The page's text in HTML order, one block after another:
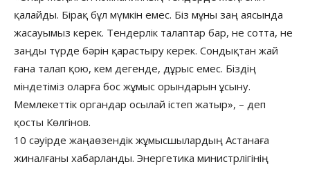
қалайды. Бірақ бұл мүмкін емес. Біз мұны заң аясында
жасауымыз керек. Тендерлік талаптар бар, не сотта, не
заңды түрде бәрін қарастыру керек. Сондықтан жай
ғана талап қою, кем дегенде, дұрыс емес. Біздің
міндетіміз оларға бос жұмыс орындарын ұсыну.
Мемлекеттік органдар осылай істеп жатыр», – деп
қосты Көлгінов.
10 сәуірде жаңаөзендік жұмысшылардың Астанаға
жиналғаны хабарланды. Энергетика министрлігінің